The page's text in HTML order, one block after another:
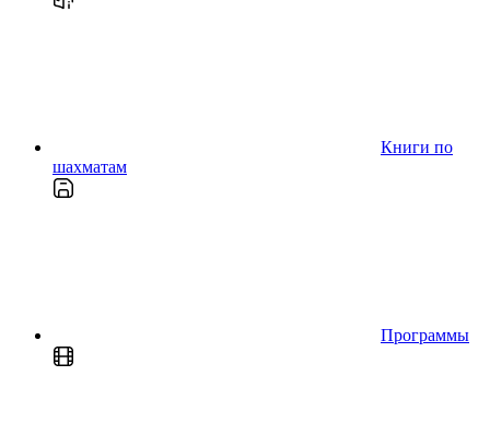
Книги по
шахматам
Программы